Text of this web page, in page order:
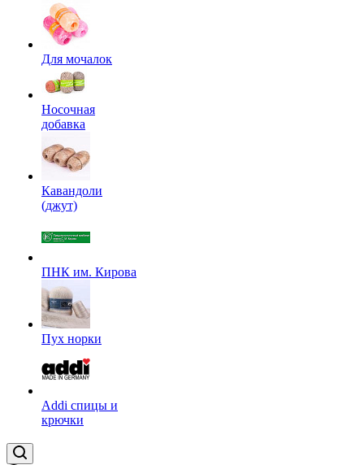
Для мочалок
Носочная
добавка
Кавандоли
(джут)
ПНК им. Кирова
Пух норки
Addi спицы и
крючки